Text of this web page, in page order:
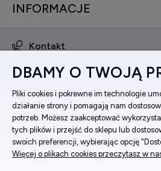
INFORMACJE
Kontakt
ul. Bema 5, 33-100 Tarnów, woj.
Facebook
Instagram
DBAMY O TWOJĄ
Pliki cookies i pokrewne im technologie
działanie strony i pomagają nam
potrzeb. Możesz zaakceptować
tych plików i przejść do sklepu lub
swoich preferencji, wybierając opcję
Więcej o plikach cookies przeczytasz w